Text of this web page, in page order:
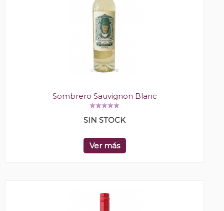
Sombrero Sauvignon Blanc
SIN STOCK
Ver más